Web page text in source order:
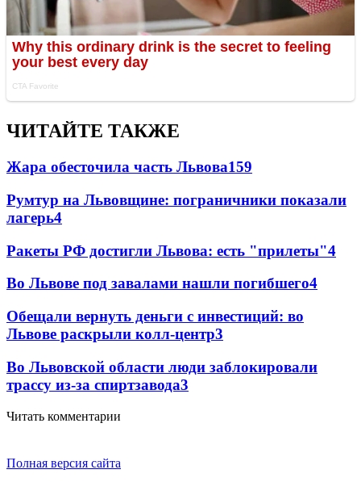
ЧИТАЙТЕ ТАКЖЕ
Жара обесточила часть Львова159
Румтур на Львовщине: пограничники показали
лагерь4
Ракеты РФ достигли Львова: есть "прилеты"4
Во Львове под завалами нашли погибшего4
Обещали вернуть деньги с инвестиций: во
Львове раскрыли колл-центр3
Во Львовской области люди заблокировали
трассу из-за спиртзавода3
Читать комментарии
Полная версия сайта